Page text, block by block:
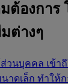
ต้องการ
ต่างๆ
ส่วนบุคคล เข้า
าดเล็ก ทำให้